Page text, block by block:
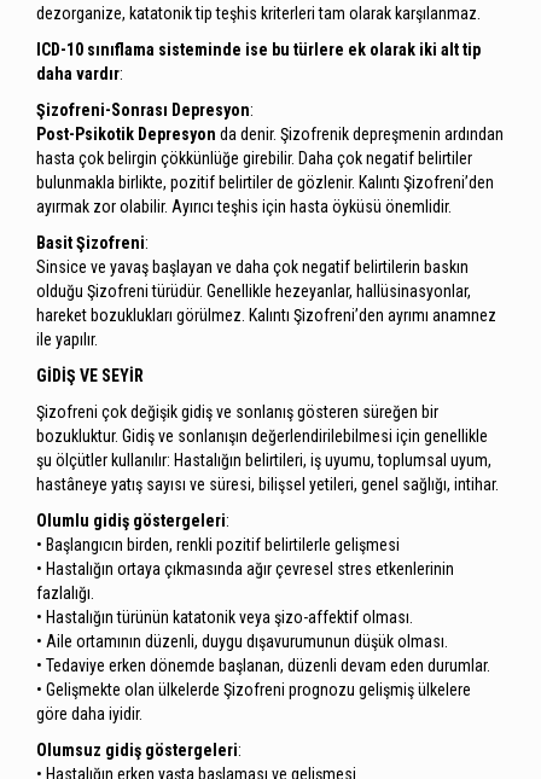
dezorganize, katatonik tip teşhis kriterleri tam olarak karşılanmaz.
ICD-10 sınıflama sisteminde ise bu türlere ek olarak iki alt tip
daha vardır:
Şizofreni-Sonrası Depresyon:
Post-Psikotik Depresyon da denir. Şizofrenik depreşmenin ardından
hasta çok belirgin çökkünlüğe girebilir. Daha çok negatif belirtiler
bulunmakla birlikte, pozitif belirtiler de gözlenir. Kalıntı Şizofreni’den
ayırmak zor olabilir. Ayırıcı teşhis için hasta öyküsü önemlidir.
Basit Şizofreni:
Sinsice ve yavaş başlayan ve daha çok negatif belirtilerin baskın
olduğu Şizofreni türüdür. Genellikle hezeyanlar, hallüsinasyonlar,
hareket bozuklukları görülmez. Kalıntı Şizofreni’den ayrımı anamnez
ile yapılır.
GİDİŞ VE SEYİR
Şizofreni çok değişik gidiş ve sonlanış gösteren süreğen bir
bozukluktur. Gidiş ve sonlanışın değerlendirilebilmesi için genellikle
şu ölçütler kullanılır: Hastalığın belirtileri, iş uyumu, toplumsal uyum,
hastâneye yatış sayısı ve süresi, bilişsel yetileri, genel sağlığı, intihar.
Olumlu gidiş göstergeleri:
• Başlangıcın birden, renkli pozitif belirtilerle gelişmesi
• Hastalığın ortaya çıkmasında ağır çevresel stres etkenlerinin
fazlalığı.
• Hastalığın türünün katatonik veya şizo-affektif olması.
• Aile ortamının düzenli, duygu dışavurumunun düşük olması.
• Tedaviye erken dönemde başlanan, düzenli devam eden durumlar.
• Gelişmekte olan ülkelerde Şizofreni prognozu gelişmiş ülkelere
göre daha iyidir.
Olumsuz gidiş göstergeleri:
• Hastalığın erken yaşta başlaması ve gelişmesi